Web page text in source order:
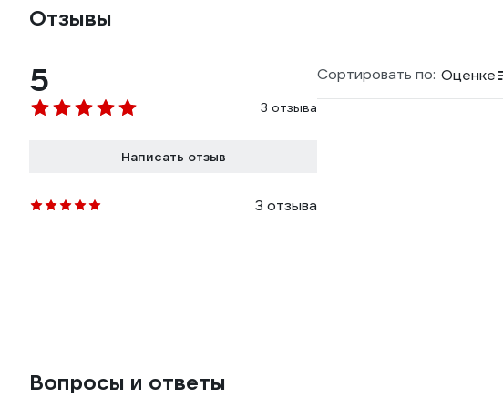
Отзывы
5
3 отзыва
Написать отзыв
3 отзыва
Сортировать по: Оценке
Вопросы и ответы